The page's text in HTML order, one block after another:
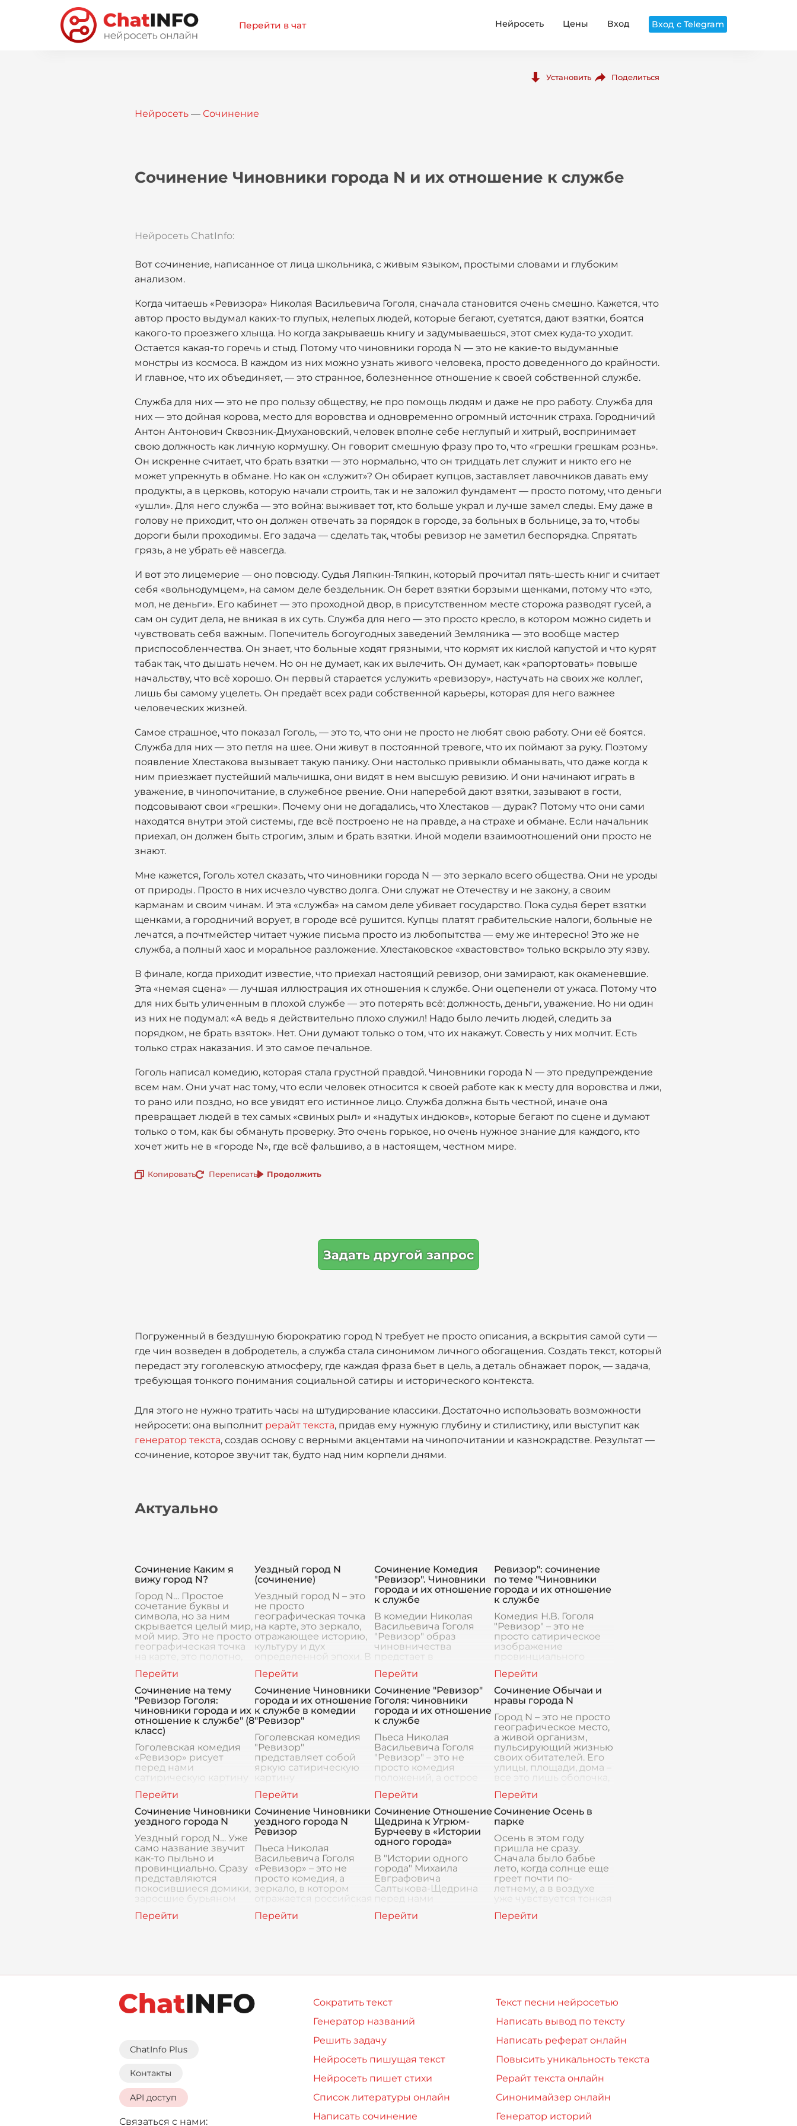
Перейти в чат Нейросеть Цены Вход Вход с Telegram
Установить Поделиться
Нейросеть — Сочинение
Сочинение Чиновники города N и их отношение к службе
Нейросеть ChatInfo:
Вот сочинение, написанное от лица школьника, с живым языком, простыми словами и глубоким
анализом.
Когда читаешь «Ревизора» Николая Васильевича Гоголя, сначала становится очень смешно. Кажется, что
автор просто выдумал каких-то глупых, нелепых людей, которые бегают, суетятся, дают взятки, боятся
какого-то проезжего хлыща. Но когда закрываешь книгу и задумываешься, этот смех куда-то уходит.
Остается какая-то горечь и стыд. Потому что чиновники города N — это не какие-то выдуманные
монстры из космоса. В каждом из них можно узнать живого человека, просто доведенного до крайности.
И главное, что их объединяет, — это странное, болезненное отношение к своей собственной службе.
Служба для них — это не про пользу обществу, не про помощь людям и даже не про работу. Служба для
них — это дойная корова, место для воровства и одновременно огромный источник страха. Городничий
Антон Антонович Сквозник-Дмухановский, человек вполне себе неглупый и хитрый, воспринимает
свою должность как личную кормушку. Он говорит смешную фразу про то, что «грешки грешкам рознь».
Он искренне считает, что брать взятки — это нормально, что он тридцать лет служит и никто его не
может упрекнуть в обмане. Но как он «служит»? Он обирает купцов, заставляет лавочников давать ему
продукты, а в церковь, которую начали строить, так и не заложил фундамент — просто потому, что деньги
«ушли». Для него служба — это война: выживает тот, кто больше украл и лучше замел следы. Ему даже в
голову не приходит, что он должен отвечать за порядок в городе, за больных в больнице, за то, чтобы
дороги были проходимы. Его задача — сделать так, чтобы ревизор не заметил беспорядка. Спрятать
грязь, а не убрать её навсегда.
И вот это лицемерие — оно повсюду. Судья Ляпкин-Тяпкин, который прочитал пять-шесть книг и считает
себя «вольнодумцем», на самом деле бездельник. Он берет взятки борзыми щенками, потому что «это,
мол, не деньги». Его кабинет — это проходной двор, в присутственном месте сторожа разводят гусей, а
сам он судит дела, не вникая в их суть. Служба для него — это просто кресло, в котором можно сидеть и
чувствовать себя важным. Попечитель богоугодных заведений Земляника — это вообще мастер
приспособленчества. Он знает, что больные ходят грязными, что кормят их кислой капустой и что курят
табак так, что дышать нечем. Но он не думает, как их вылечить. Он думает, как «рапортовать» повыше
начальству, что всё хорошо. Он первый старается услужить «ревизору», настучать на своих же коллег,
лишь бы самому уцелеть. Он предаёт всех ради собственной карьеры, которая для него важнее
человеческих жизней.
Самое страшное, что показал Гоголь, — это то, что они не просто не любят свою работу. Они её боятся.
Служба для них — это петля на шее. Они живут в постоянной тревоге, что их поймают за руку. Поэтому
появление Хлестакова вызывает такую панику. Они настолько привыкли обманывать, что даже когда к
ним приезжает пустейший мальчишка, они видят в нем высшую ревизию. И они начинают играть в
уважение, в чинопочитание, в служебное рвение. Они наперебой дают взятки, зазывают в гости,
подсовывают свои «грешки». Почему они не догадались, что Хлестаков — дурак? Потому что они сами
находятся внутри этой системы, где всё построено не на правде, а на страхе и обмане. Если начальник
приехал, он должен быть строгим, злым и брать взятки. Иной модели взаимоотношений они просто не
знают.
Мне кажется, Гоголь хотел сказать, что чиновники города N — это зеркало всего общества. Они не уроды
от природы. Просто в них исчезло чувство долга. Они служат не Отечеству и не закону, а своим
карманам и своим чинам. И эта «служба» на самом деле убивает государство. Пока судья берет взятки
щенками, а городничий ворует, в городе всё рушится. Купцы платят грабительские налоги, больные не
лечатся, а почтмейстер читает чужие письма просто из любопытства — ему же интересно! Это же не
служба, а полный хаос и моральное разложение. Хлестаковское «хвастовство» только вскрыло эту язву.
В финале, когда приходит известие, что приехал настоящий ревизор, они замирают, как окаменевшие.
Эта «немая сцена» — лучшая иллюстрация их отношения к службе. Они оцепенели от ужаса. Потому что
для них быть уличенным в плохой службе — это потерять всё: должность, деньги, уважение. Но ни один
из них не подумал: «А ведь я действительно плохо служил! Надо было лечить людей, следить за
порядком, не брать взяток». Нет. Они думают только о том, что их накажут. Совесть у них молчит. Есть
только страх наказания. И это самое печальное.
Гоголь написал комедию, которая стала грустной правдой. Чиновники города N — это предупреждение
всем нам. Они учат нас тому, что если человек относится к своей работе как к месту для воровства и лжи,
то рано или поздно, но все увидят его истинное лицо. Служба должна быть честной, иначе она
превращает людей в тех самых «свиных рыл» и «надутых индюков», которые бегают по сцене и думают
только о том, как бы обмануть проверку. Это очень горькое, но очень нужное знание для каждого, кто
хочет жить не в «городе N», где всё фальшиво, а в настоящем, честном мире.
Копировать Переписать Продолжить
Задать другой запрос
Погруженный в бездушную бюрократию город N требует не просто описания, а вскрытия самой сути —
где чин возведен в добродетель, а служба стала синонимом личного обогащения. Создать текст, который
передаст эту гоголевскую атмосферу, где каждая фраза бьет в цель, а деталь обнажает порок, — задача,
требующая тонкого понимания социальной сатиры и исторического контекста.
Для этого не нужно тратить часы на штудирование классики. Достаточно использовать возможности
нейросети: она выполнит рерайт текста, придав ему нужную глубину и стилистику, или выступит как
генератор текста, создав основу с верными акцентами на чинопочитании и казнокрадстве. Результат —
сочинение, которое звучит так, будто над ним корпели днями.
Актуально
Сочинение Каким я
вижу город N?
Город N… Простое
сочетание буквы и
символа, но за ним
скрывается целый мир,
мой мир. Это не просто
географическая точка
на карте, это полотно,
разворачивается
история мо
Уездный город N
(сочинение)
Уездный город N – это
не просто
географическая точка
на карте, это зеркало,
отражающее историю,
культуру и дух
определенной эпохи. В
полуразрушенных
зданиях храня
Сочинение Комедия
"Ревизор". Чиновники
города и их отношение
к службе
В комедии Николая
Васильевича Гоголя
"Ревизор" образ
чиновничества
предстает в
поразительно
правдивом свете.
Служебное рвение,
которое по идее
должно быть движимо
до
Ревизор": сочинение
по теме "Чиновники
города и их отношение
к службе
Комедия Н.В. Гоголя
"Ревизор" – это не
просто сатирическое
изображение
провинциального
коррупции и
беззаконии, но и
острая социальная
критика, направленная
про
Сочинение на тему
"Ревизор Гоголя:
чиновники города и их
отношение к службе" (8
класс)
Гоголевская комедия
«Ревизор» рисует
перед нами
сатирическую картину
царят произвол,
взяточничество и
беззаконие. Глазами
автора мы видим мир
чиновников, пог
Сочинение Чиновники
города и их отношение
к службе в комедии
"Ревизор"
Гоголевская комедия
"Ревизор"
представляет собой
яркую сатирическую
картину
чиновничества, в
которой служебные
обязанности
отодвинуты на второй
план, а личные интер
Сочинение "Ревизор"
Гоголя: чиновники
города и их отношение
к службе
Пьеса Николая
Васильевича Гоголя
"Ревизор" – это не
просто комедия
положений, а острое
в котором отражаются
пороки
провинциального
чиновничества эпохи
Николая
Сочинение Обычаи и
нравы города N
Город N – это не просто
географическое место,
а живой организм,
пульсирующий жизнью
своих обитателей. Его
улицы, площади, дома –
все это лишь оболочка,
внутренни
Сочинение Чиновники
уездного города N
Уездный город N… Уже
само название звучит
как-то пыльно и
провинциально. Сразу
представляются
покосившиеся домики,
заросшие бурьяном
нарушаемая лишь
Сочинение Чиновники
уездного города N
Ревизор
Пьеса Николая
Васильевича Гоголя
«Ревизор» – это не
просто комедия, а
зеркало, в котором
отражается российская
века. В центре
Сочинение Отношение
Щедрина к Угрюм-
Бурчееву в «Истории
одного города»
В "Истории одного
города" Михаила
Евграфовича
Салтыкова-Щедрина
перед нами
сатирическая
Сочинение Осень в
парке
Осень в этом году
пришла не сразу.
Сначала было бабье
лето, когда солнце еще
греет почти по-
летнему, а в воздухе
уже чувствуется тонкая
сегодня я проснулся и
ChatInfo Plus
Контакты
API доступ
Связаться с нами:
Сократить текст
Генератор названий
Решить задачу
Нейросеть пишущая текст
Нейросеть пишет стихи
Список литературы онлайн
Написать сочинение
Текст песни нейросетью
Написать вывод по тексту
Написать реферат онлайн
Повысить уникальность текста
Рерайт текста онлайн
Синонимайзер онлайн
Генератор историй